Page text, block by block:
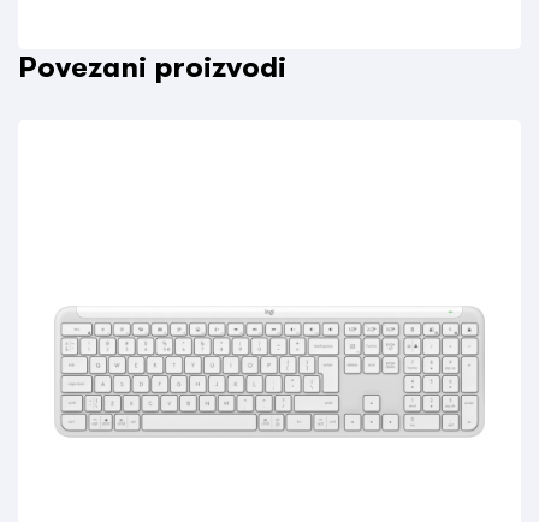
Povezani proizvodi